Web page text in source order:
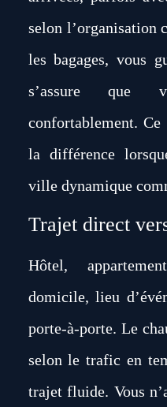
selon l’organisation
les bagages, vous
s’assure que
confortablement.
la différence
ville dynamique
Trajet direct
Hôtel,
domicile, lieu
porte-à-porte. Le
selon le trafic en
trajet fluide. Vous